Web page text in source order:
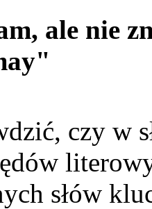
ale nie
czy w
słów